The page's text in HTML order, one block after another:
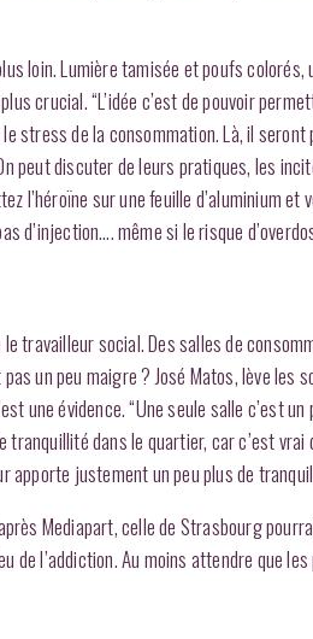
loin. Lumière tamisée et poufs colorés,
crucial. “L’idée c’est de pouvoir
stress de la consommation. Là, il
peut discuter de leurs pratiques, les
l’héroïne sur une feuille d’aluminium et
d’injection…. même si le risque
travailleur social. Des salles de
un peu maigre ? José Matos, lève les
une évidence. “Une seule salle c’est
dans le quartier, car c’est vrai
apporte justement un peu plus de
Mediapart, celle de Strasbourg
de l’addiction. Au moins attendre que